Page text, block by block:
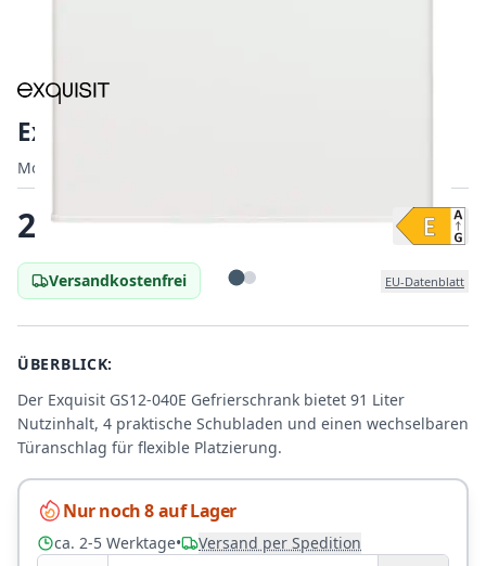
Exquisit GS12-040E
Modell:
Modell:
246,99€
Versandkostenfrei EU-Datenblatt
ÜBERBLICK:
Der Exquisit GS12-040E Gefrierschrank bietet 91 Liter
Nutzinhalt, 4 praktische Schubladen und einen wechselbaren
Türanschlag für flexible Platzierung.
Nur noch 8 auf Lager
ca. 2-5 Werktage• Versand per Spedition